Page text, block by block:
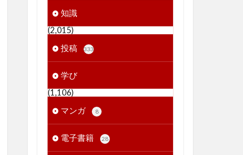
知識
(2,015)
投稿
333
学び
(1,106)
マンガ
8
電子書籍 28